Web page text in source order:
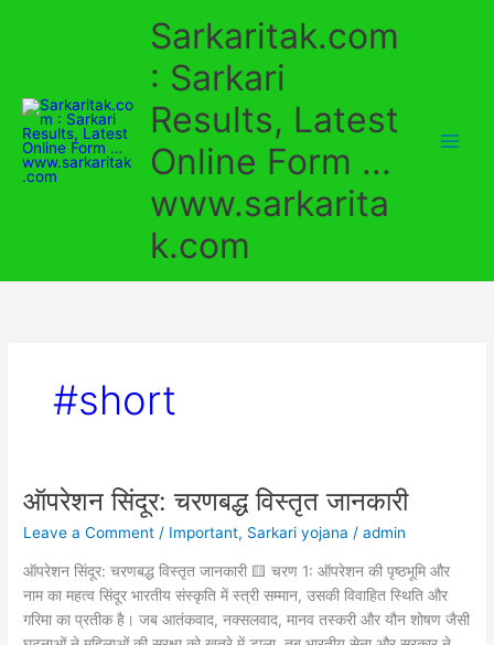
Sarkaritak.com
: Sarkari
Results, Latest
Online Form ...
www.sarkarita
k.com
#short
ऑपरेशन सिंदूर: चरणबद्ध विस्तृत जानकारी
Leave a Comment / Important, Sarkari yojana /admin
ऑपरेशन सिंदूर: चरणबद्ध विस्तृत जानकारी 🟨 चरण 1: ऑपरेशन की पृष्ठभूमि और
नाम का महत्व सिंदूर भारतीय संस्कृति में स्त्री सम्मान, उसकी विवाहित स्थिति और
गरिमा का प्रतीक है। जब आतंकवाद, नक्सलवाद, मानव तस्करी और यौन शोषण जैसी
ऑपरेशन
चरणबद्ध
विस्तृत
जानकारी